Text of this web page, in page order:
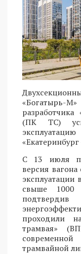
«Богатырь-
(ПК ТС)
С 13 июля по
версия
свыше 1000
проходили
трамвая»
трамвайной